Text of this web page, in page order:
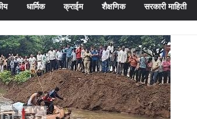
धार्मिक क्राईम शैक्षणिक सरकारी माहिती